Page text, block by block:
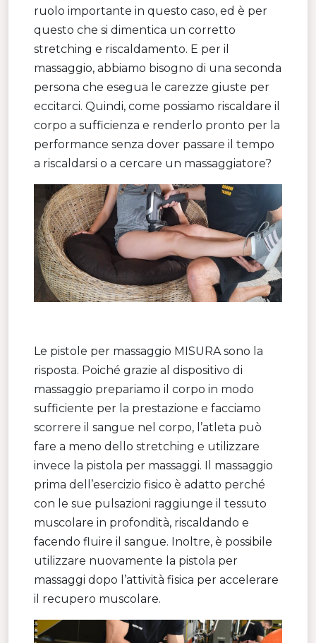
ruolo importante in questo caso, ed è per
questo che si dimentica un corretto
stretching e riscaldamento. E per il
massaggio, abbiamo bisogno di una seconda
persona che esegua le carezze giuste per
eccitarci. Quindi, come possiamo riscaldare il
corpo a sufficienza e renderlo pronto per la
performance senza dover passare il tempo
a riscaldarsi o a cercare un massaggiatore?
Le pistole per massaggio MISURA sono la
risposta. Poiché grazie al dispositivo di
massaggio prepariamo il corpo in modo
sufficiente per la prestazione e facciamo
scorrere il sangue nel corpo, l’atleta può
fare a meno dello stretching e utilizzare
invece la pistola per massaggi. Il massaggio
prima dell’esercizio fisico è adatto perché
con le sue pulsazioni raggiunge il tessuto
muscolare in profondità, riscaldando e
facendo fluire il sangue. Inoltre, è possibile
utilizzare nuovamente la pistola per
massaggi dopo l’attività fisica per accelerare
il recupero muscolare.